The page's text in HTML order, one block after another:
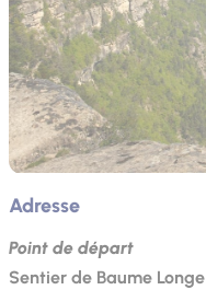
Adresse
Point de départ
Sentier de Baume Longe